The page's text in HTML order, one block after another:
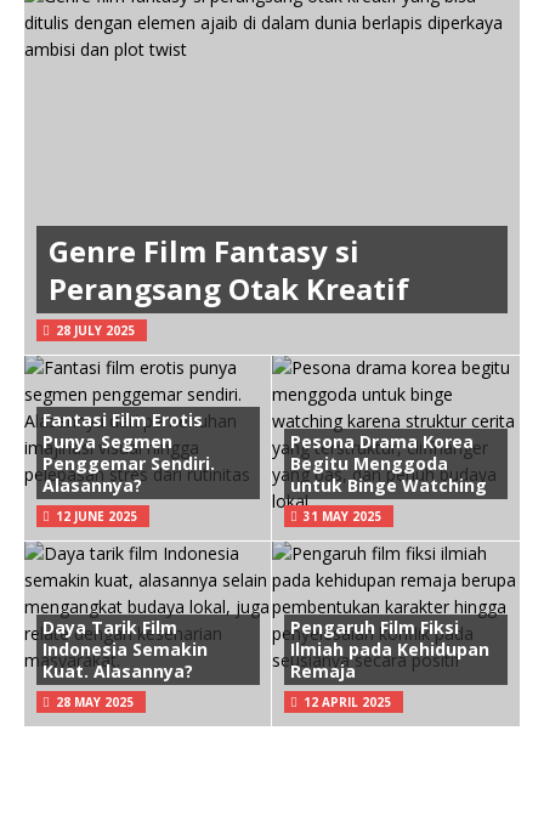
Genre Film Fantasy si
Perangsang Otak Kreatif
28 JULY 2025
Fantasi Film Erotis
Punya Segmen
Penggemar Sendiri.
Alasannya?
12 JUNE 2025
Pesona Drama Korea
Begitu Menggoda
untuk Binge Watching
31 MAY 2025
Daya Tarik Film
Indonesia Semakin
Kuat. Alasannya?
28 MAY 2025
Pengaruh Film Fiksi
Ilmiah pada Kehidupan
Remaja
12 APRIL 2025